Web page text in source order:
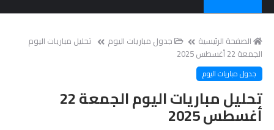
الصفحة الرئيسية جدول مباريات اليوم
تحليل مباريات اليوم
الجمعة 22 أغسطس 2025
جدول مباريات اليوم
تحليل مباريات اليوم الجمعة 22
أغسطس 2025